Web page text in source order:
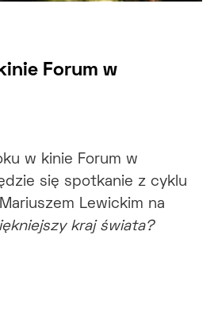
Forum w
w kinie Forum w
się spotkanie z cyklu
Lewickim na
kraj świata?